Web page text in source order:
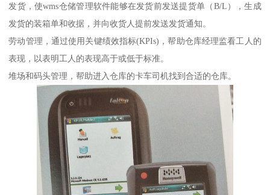
发货，使wms仓储管理软件能够在发货前发送提货单（B/L），生成
发货的装箱单和收据，并向收货人提前发送发货通知。
劳动管理，通过使用关键绩效指标(KPIs)，帮助仓库经理监看工人的
表现，以表明工人的表现高于或低于标准。
堆场和码头管理，帮助进入仓库的卡车司机找到合适的仓库。